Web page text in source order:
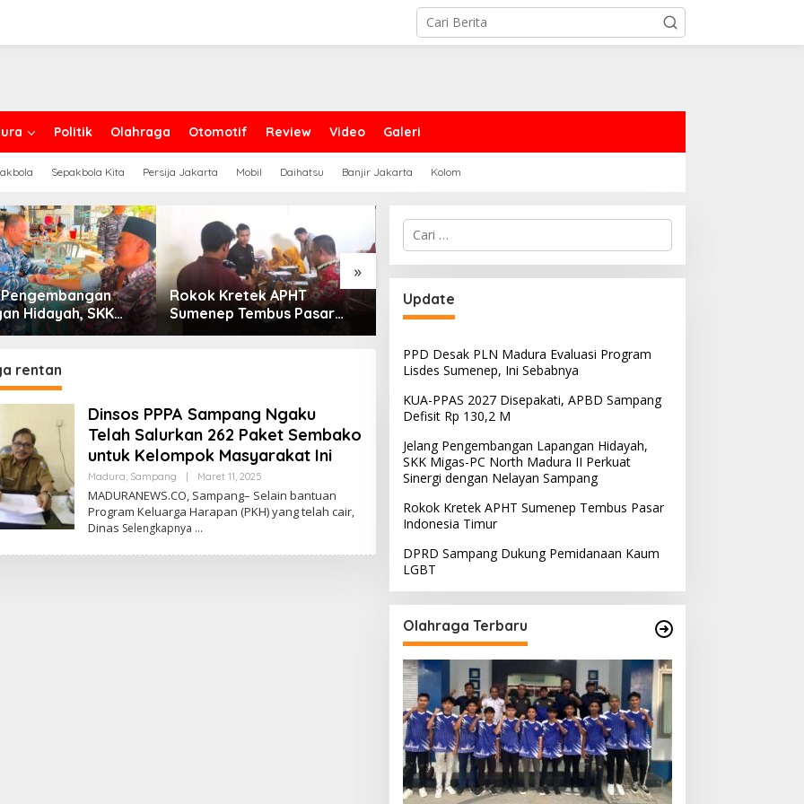
Politik Olahraga Otomotif Review Video Galeri
Sepakbola Kita Persija Jakarta Mobil Daihatsu Banjir Jakarta Kolom
»
Hidayah, SKK
North Madura II
Sampang
Rokok Kretek APHT
Sumenep Tembus Pasar
Indonesia Timur
DPRD Sampang Dukung
Pemidanaan Kaum LGBT
rentan
Dinsos PPPA Sampang Ngaku
Telah Salurkan 262 Paket Sembako
untuk Kelompok Masyarakat Ini
Madura, Sampang Maret 11, 2025Oleh
MADURANEWS.CO, Sampang– Selain bantuan
Program Keluarga Harapan (PKH) yang telah cair,
Dinas Selengkapnya
Cari
untuk:
Update
PPD Desak PLN Madura Evaluasi Program
Lisdes Sumenep, Ini Sebabnya
KUA-PPAS 2027 Disepakati, APBD Sampang
Defisit Rp 130,2 M
Jelang Pengembangan Lapangan Hidayah,
SKK Migas-PC North Madura II Perkuat
Sinergi dengan Nelayan Sampang
Rokok Kretek APHT Sumenep Tembus Pasar
Indonesia Timur
DPRD Sampang Dukung Pemidanaan Kaum
LGBT
Olahraga Terbaru